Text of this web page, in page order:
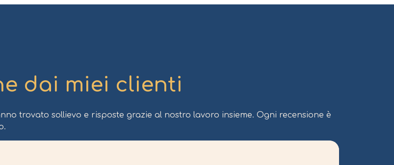
dai miei clienti
trovato sollievo e risposte grazie al nostro lavoro insieme. Ogni recensione è